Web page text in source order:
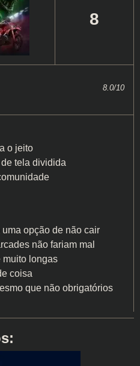
8
8.0/10
o jeito
tela dividida
opção de não cair
não fariam mal
muito longas
coisa
que não obrigatórios